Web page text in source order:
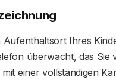
Ihres
überwacht, das Sie
einer vollständigen